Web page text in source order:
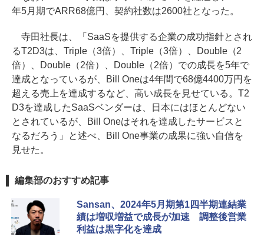
年5月期でARR68億円、契約社数は2600社となった。
寺田社長は、「SaaSを提供する企業の成功指針とされ
るT2D3は、Triple（3倍）、Triple（3倍）、Double（2
倍）、Double（2倍）、Double（2倍）での成長を5年で
達成となっているが、Bill Oneは4年間で68億4400万円を
超える売上を達成するなど、高い成長を見せている。T2
D3を達成したSaaSベンダーは、日本にはほとんどない
とされているが、Bill Oneはそれを達成したサービスと
なるだろう」と述べ、Bill One事業の成果に強い自信を
見せた。
編集部のおすすめ記事
Sansan、2024年5月期第1四半期連結業
績は増収増益で成長が加速 調整後営業
利益は黒字化を達成